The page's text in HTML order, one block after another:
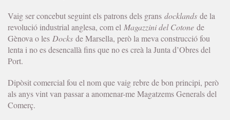
Vaig ser concebut seguint els patrons dels grans docklands de la
revolució industrial anglesa, com el Magazzini del Cotone de
Gènova o les Docks de Marsella, però la meva construcció fou
lenta i no es desencallà fins que no es creà la Junta d’Obres del
Port.
Dipòsit comercial fou el nom que vaig rebre de bon principi, però
als anys vint van passar a anomenar-me Magatzems Generals del
Comerç.